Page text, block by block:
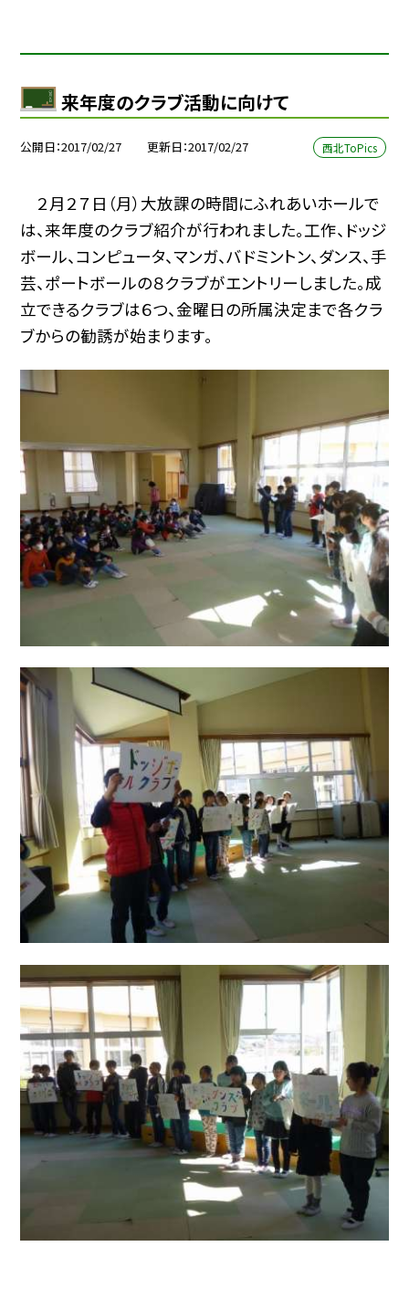
来年度のクラブ活動に向けて
公開日 2017/02/27 更新日 2017/02/27 西北ToPics
２月２７日（月）大放課の時間にふれあいホールで
は、来年度のクラブ紹介が行われました。工作、ドッジ
ボール、コンピュータ、マンガ、バドミントン、ダンス、手
芸、ポートボールの８クラブがエントリーしました。成
立できるクラブは６つ、金曜日の所属決定まで各クラ
ブからの勧誘が始まります。